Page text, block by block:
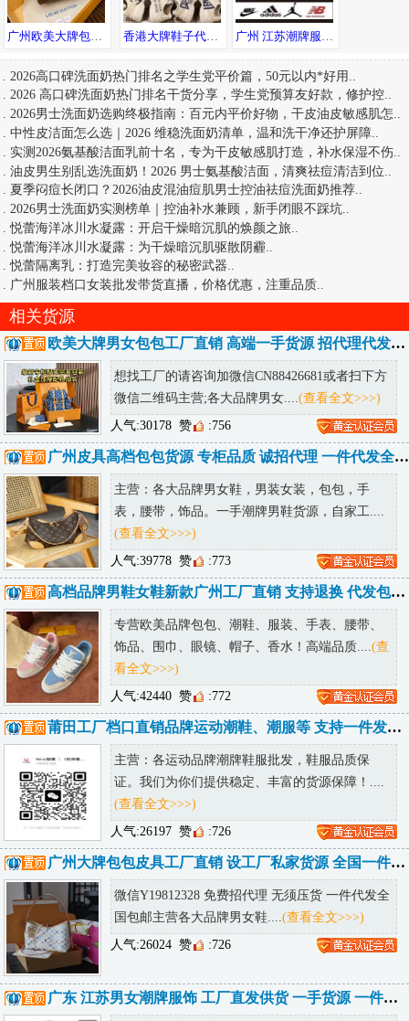
2026高口碑洗面奶热门排名之学生党平价篇，50元以内*好用
.2026 高口碑洗面奶热门排名干货分享，学生党预算友好款，修护控..
2026男士洗面奶选购终极指南：百元内平价好物，干皮油皮敏感肌怎
.中性皮洁面怎么选｜2026 维稳洗面奶清单，温和洗干净还护屏障
实测2026氨基酸洁面乳前十名，专为干皮敏感肌打造，补水保湿不伤
.油皮男生别乱选洗面奶！2026 男士氨基酸洁面，清爽祛痘清洁到位
. 夏季闷痘长闭口？2026油皮混油痘肌男士控油祛痘洗面奶推荐..
2026男士洗面奶实测榜单｜控油补水兼顾，新手闭眼不踩坑
.悦蕾海洋冰川水凝露：开启干燥暗沉肌的焕颜之旅
.悦蕾海洋冰川水凝露：为干燥暗沉肌驱散阴霾
.悦蕾隔离乳：打造完美妆容的秘密武器..
. 广州服装档口女装批发带货直播，价格优惠，注重品质..
相关货源
欧美大牌男女包包工厂直销 高端一手货源 招代理代发包邮 可发海外
想找工厂的请咨询加微信CN88426681或者扫下方
微信二维码主营;各大品牌男女....(查看全文>>>)
人气:30178 赞 :756
广州皮具高档包包货源 专柜品质 诚招代理 一件代发全球可达
主营：各大品牌男女鞋，男装女装，包包，手
表，腰带，饰品。一手潮牌男鞋货源，自家工....
(查看全文>>>)
人气:39778 赞 :773
高档品牌男鞋女鞋新款广州工厂直销 支持退换 代发包邮 诚招代理
专营欧美品牌包包、潮鞋、服装、手表、腰带、
饰品、围巾、眼镜、帽子、香水！高端品质.... (查
看全文>>>)
人气:42440 赞 :772
莆田工厂档口直销品牌运动潮鞋、潮服等 支持一件发货 提供精修实拍
主营：各运动品牌潮牌鞋服批发，鞋服品质保
证。我们为你们提供稳定、丰富的货源保障！....
(查看全文>>>)
人气:26197 赞 :726
广州大牌包包皮具工厂直销 设工厂私家货源 全国一件代发诚招代理
微信Y19812328 免费招代理 无须压货 一件代发全
国包邮主营各大品牌男女鞋.... (查看全文>>>)
人气:26024 赞 :726
广东 江苏男女潮牌服饰 工厂直发供货 一手货源 一件代发售后无忧